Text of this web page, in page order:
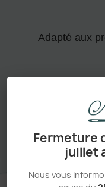
Fermeture
juillet
Nous vous
Adapté aux
Sans